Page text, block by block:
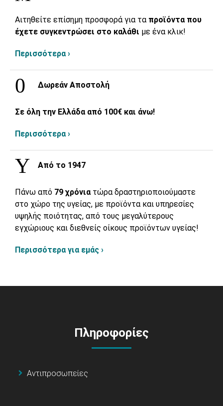
Αιτηθείτε επίσημη προσφορά για τα προϊόντα που
έχετε συγκεντρώσει στο καλάθι με ένα κλικ!
Περισσότερα ›
Δωρεάν Αποστολή
Σε όλη την Ελλάδα από 100€ και άνω!
Περισσότερα ›
Από το 1947
Πάνω από 79 χρόνια τώρα δραστηριοποιούμαστε
στο χώρο της υγείας, με προϊόντα και υπηρεσίες
υψηλής ποιότητας, από τους μεγαλύτερους
εγχώριους και διεθνείς οίκους προϊόντων υγείας!
Περισσότερα για εμάς ›
Πληροφορίες
Αντιπροσωπείες